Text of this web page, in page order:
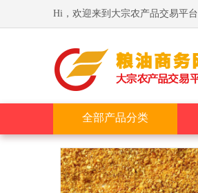
Hi，欢迎来到大宗农产品交易平台
全部产品分类